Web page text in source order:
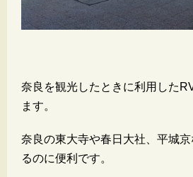
奈良を観光したときに利用した
ます。
奈良の東大寺や春日大社、平城
るのに便利です。